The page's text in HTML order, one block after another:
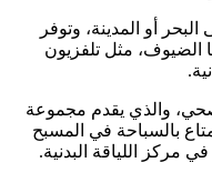
أو المدينة، وتوفر
الضيوف، مثل تلفزيون
والذي يقدم مجموعة
بالسباحة في المسبح
مركز اللياقة البدنية.